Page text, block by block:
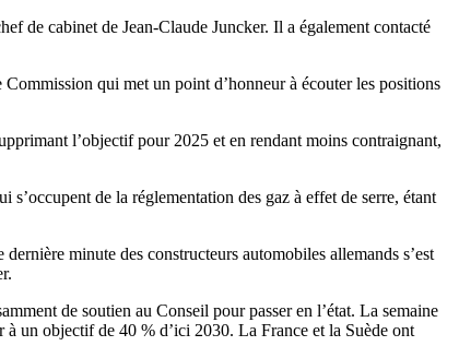
de cabinet de Jean-Claude Juncker. Il a également contacté
qui met un point d’honneur à écouter les positions
l’objectif pour 2025 et en rendant moins contraignant,
de la réglementation des gaz à effet de serre, étant
minute des constructeurs automobiles allemands s’est
de soutien au Conseil pour passer en l’état. La semaine
un objectif de 40 % d’ici 2030. La France et la Suède ont